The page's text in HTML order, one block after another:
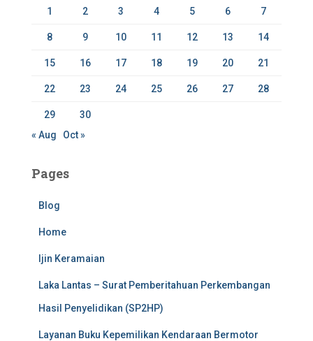
1 2 3 4 5 6 7
8 9 10 11 12 13 14
15 16 17 18 19 20 21
22 23 24 25 26 27 28
29
30
« Aug
Oct »
Pages
Blog
Home
Ijin Keramaian
Laka Lantas – Surat Pemberitahuan Perkembangan
Hasil Penyelidikan (SP2HP)
Layanan Buku Kepemilikan Kendaraan Bermotor